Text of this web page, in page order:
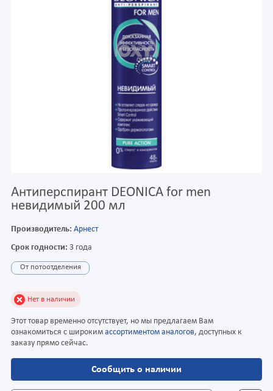
Антиперспирант DEONICA for men
невидимый 200 мл
Производитель: Арнест
Срок годности: 3 года
От потоотделения
Нет в наличии
Этот товар временно отсутствует, но мы предлагаем Вам
ознакомиться с широким ассортиментом аналогов, доступных к
заказу прямо сейчас.
Сообщить о наличии